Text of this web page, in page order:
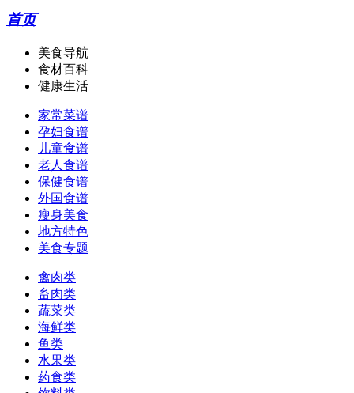
首页
美食导航
食材百科
健康生活
家常菜谱
孕妇食谱
儿童食谱
老人食谱
保健食谱
外国食谱
瘦身美食
地方特色
美食专题
禽肉类
畜肉类
蔬菜类
海鲜类
鱼类
水果类
药食类